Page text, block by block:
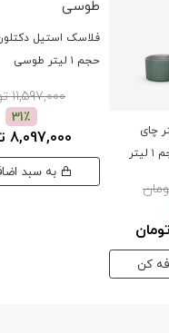
چای
دکتلون مدل کچوا حجم ۱ لیتر
فلاسک استیل
حجم ۱ لیتر طوسی
11,597,000 تومان
31٪
8,097,000 تومان